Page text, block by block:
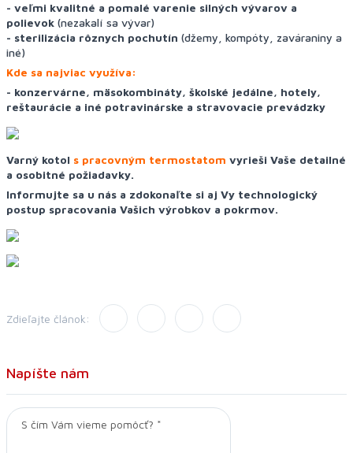
- veľmi kvalitné a pomalé varenie silných vývarov a
polievok (nezakalí sa vývar)
- sterilizácia rôznych pochutín (džemy, kompóty, zaváraniny a
iné)
Kde sa najviac využíva:
- konzervárne, mäsokombináty, školské jedálne, hotely,
reštaurácie a iné potravinárske a stravovacie prevádzky
Varný kotol s pracovným termostatom vyrieši Vaše detailné
a osobitné požiadavky.
Informujte sa u nás a zdokonaľte si aj Vy technologický
postup spracovania Vašich výrobkov a pokrmov.
Zdieľajte článok:
Napíšte nám